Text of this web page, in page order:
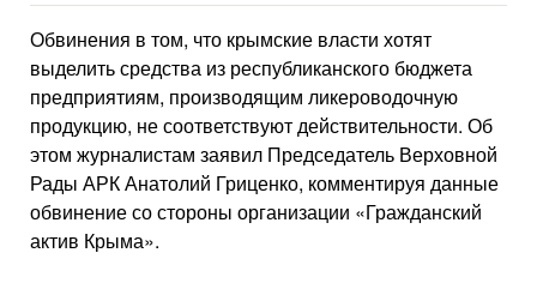
Обвинения в том, что крымские власти хотят
выделить средства из республиканского бюджета
предприятиям, производящим ликероводочную
продукцию, не соответствуют действительности. Об
этом журналистам заявил Председатель Верховной
Рады АРК Анатолий Гриценко, комментируя данные
обвинение со стороны организации «Гражданский
актив Крыма».